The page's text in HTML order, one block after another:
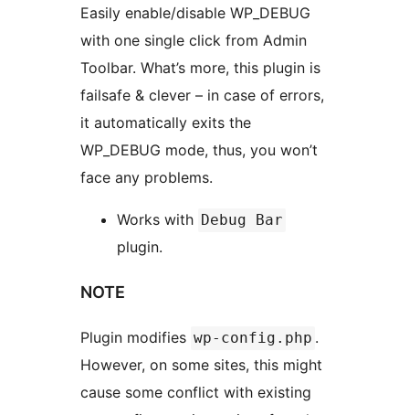
Easily enable/disable WP_DEBUG
with one single click from Admin
Toolbar. What’s more, this plugin is
failsafe & clever – in case of errors,
it automatically exits the
WP_DEBUG mode, thus, you won’t
face any problems.
Works with Debug Bar
plugin.
NOTE
Plugin modifies wp-config.php .
However, on some sites, this might
cause some conflict with existing